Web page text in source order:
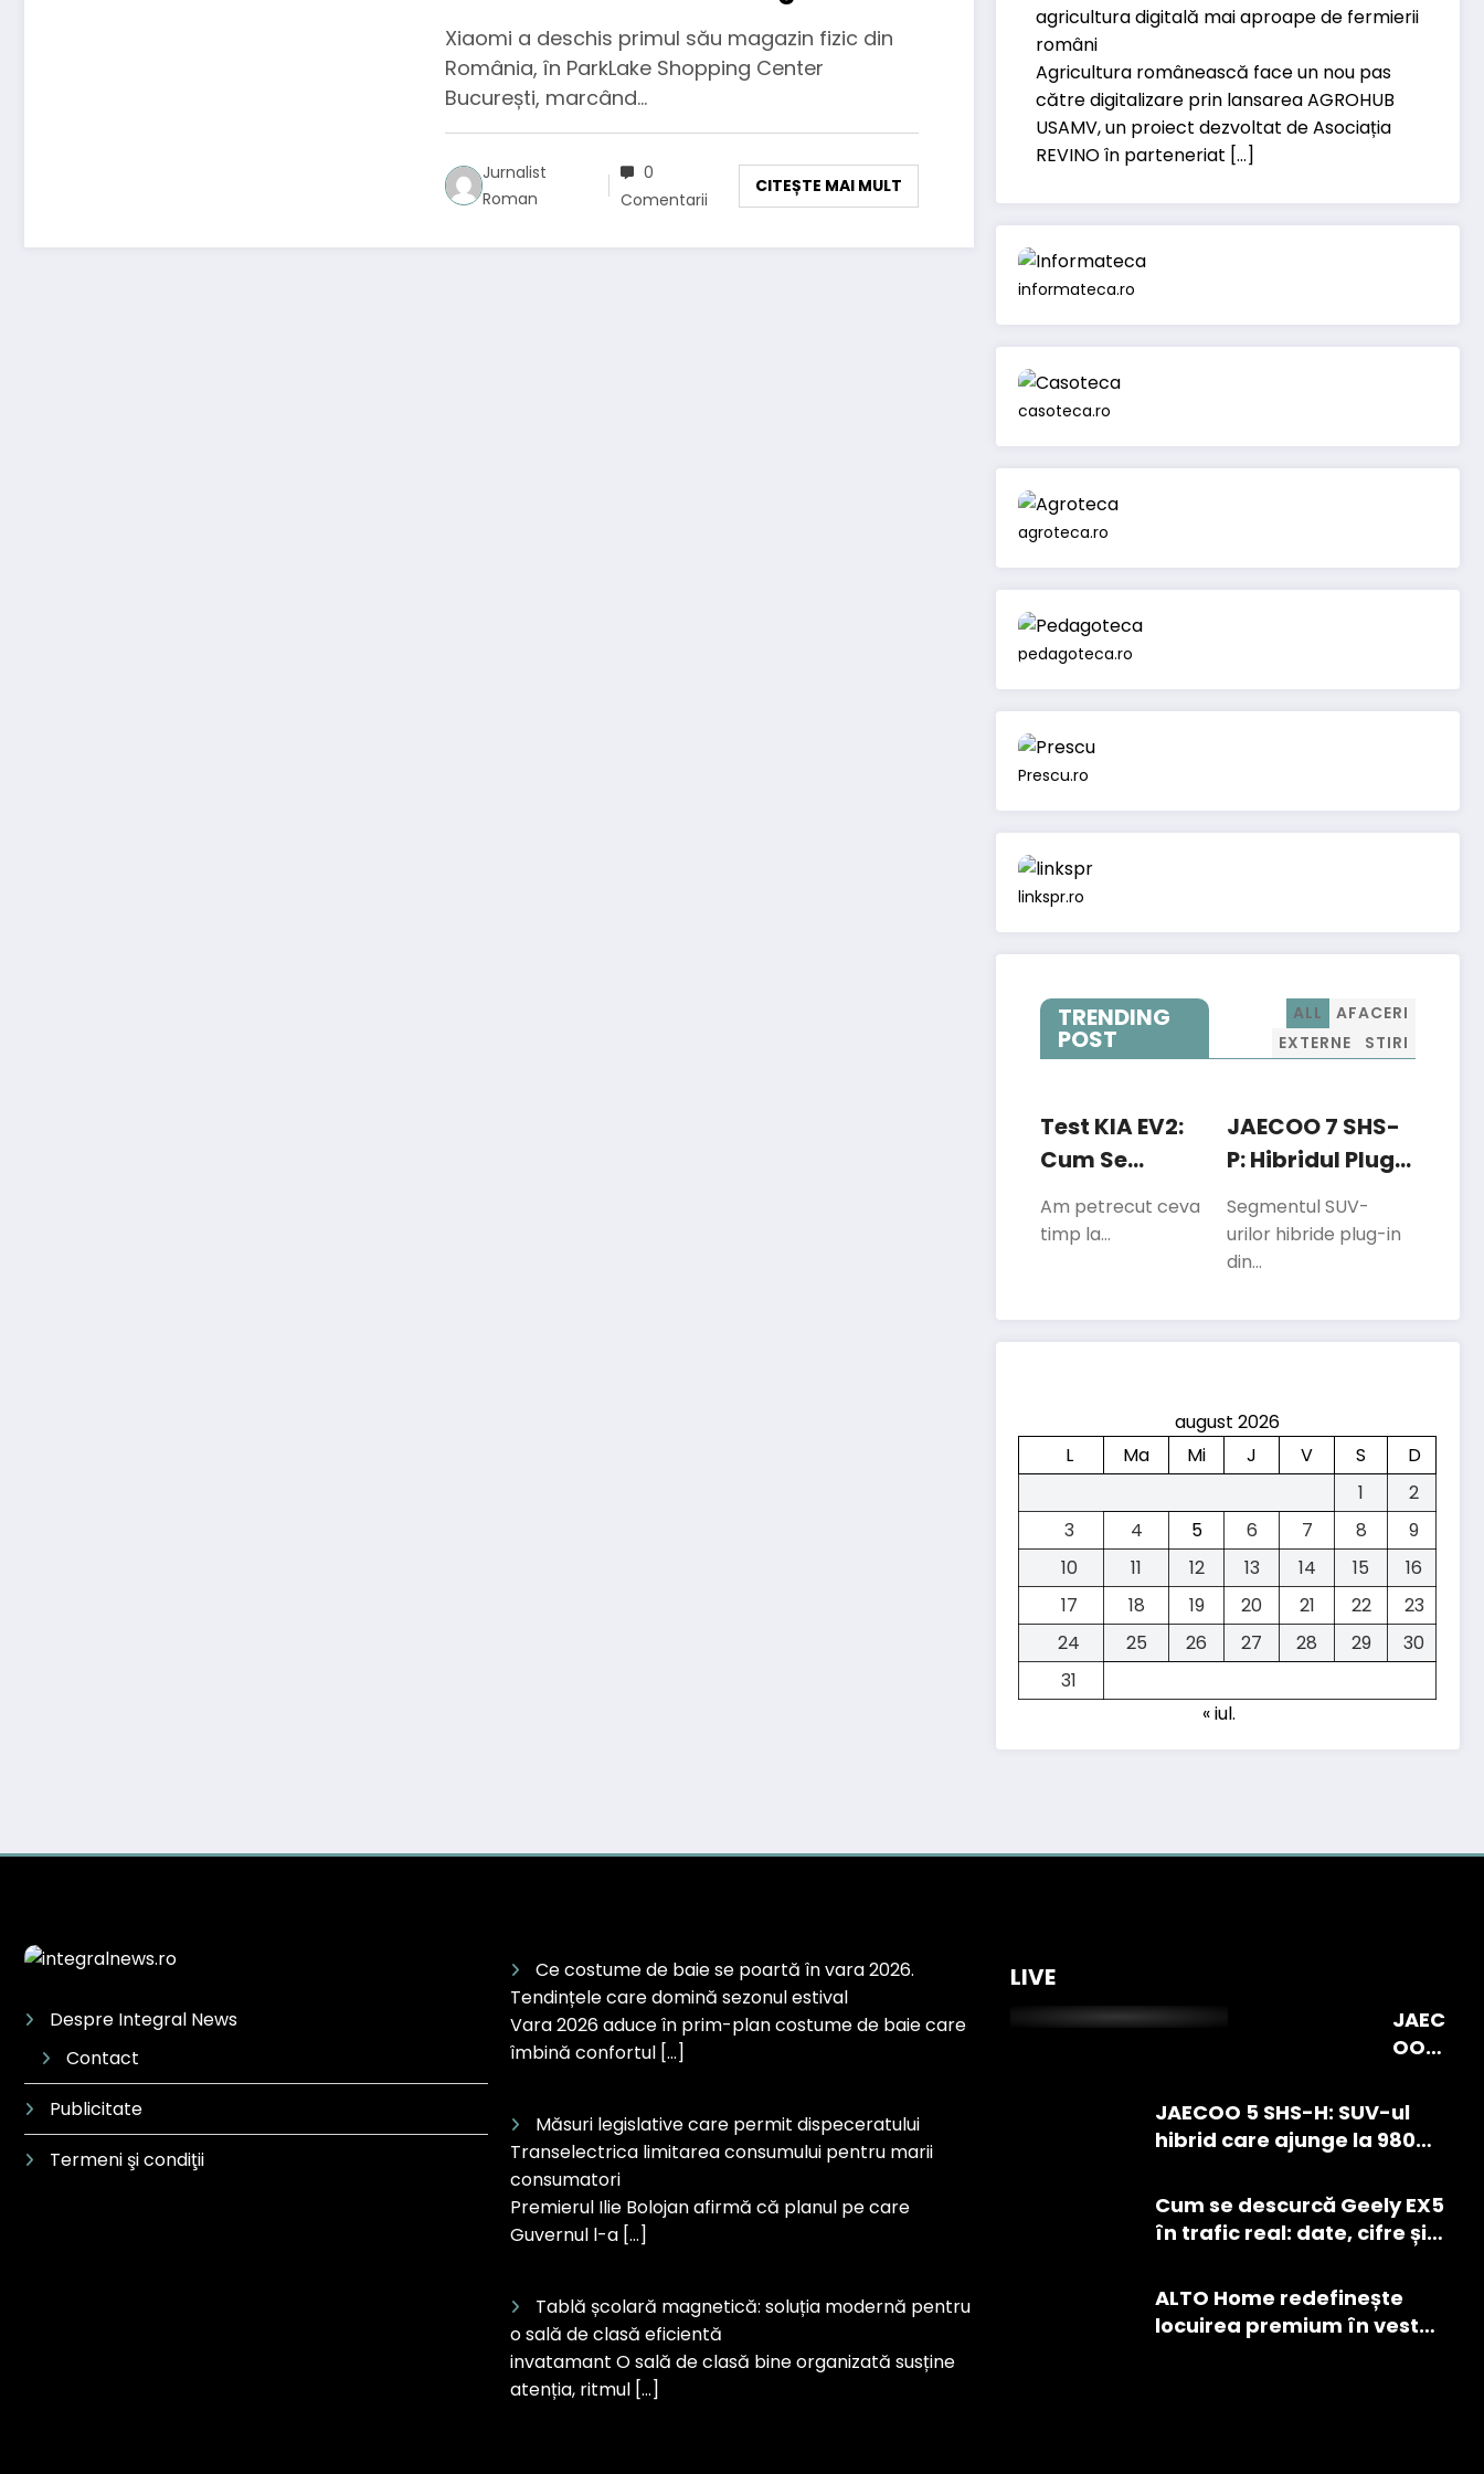
inteligent și poziționare pe piața
tech
Xiaomi a deschis primul său magazin fizic din
România, în ParkLake Shopping Center
București, marcând…
Jurnalist
Roman
0
Comentarii
CITEȘTE MAI MULT
agricultura digitală mai aproape de fermierii
români
Agricultura românească face un nou pas
către digitalizare prin lansarea AGROHUB
USAMV, un proiect dezvoltat de Asociația
REVINO în parteneriat […]
informateca.ro
casoteca.ro
agroteca.ro
pedagoteca.ro
Prescu.ro
linkspr.ro
TRENDING
POST
ALL
AFACERI
EXTERNE
STIRI
Test KIA EV2:
Cum Se
Descurcă Cea
Mai Mică
București
Am petrecut ceva
timp la…
JAECOO 7 SHS-
P: Hibridul Plug-
In Care Vrea Să
Concureze Cu
Liderii
Segmentul SUV-
urilor hibride plug-in
din…
august 2026
L
Ma Mi J V S
D
1
2
3
4 5 6 7 8
9
10
11 12 13 14 15
16
17
18 19 20 21 22
23
24
25 26 27 28 29
30
31
« iul.
Despre Integral News
Contact
Publicitate
Termeni şi condiţii
Ce costume de baie se poartă în vara 2026.
Tendințele care domină sezonul estival
Vara 2026 aduce în prim-plan costume de baie care
îmbină confortul […]
Măsuri legislative care permit dispeceratului
Transelectrica limitarea consumului pentru marii
consumatori
Premierul Ilie Bolojan afirmă că planul pe care
Guvernul l-a […]
Tablă școlară magnetică: soluția modernă pentru
o sală de clasă eficientă
invatamant O sală de clasă bine organizată susține
atenția, ritmul […]
LIVEdescurcă
mică
JAEC
OO 7
P:
hibri
-in
care
să
conc
JAECOO 5 SHS-H: SUV-ul
hibrid care ajunge la 980
România de la 25.990 EUR
Cum se descurcă Geely EX5
în trafic real: date, cifre și
ALTO Home redefinește
locuirea premium în vestul